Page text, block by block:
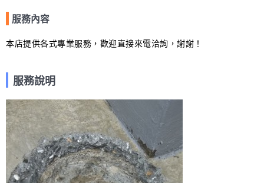
服務內容
本店提供各式專業服務，歡迎直接來電洽詢，謝謝！
服務說明